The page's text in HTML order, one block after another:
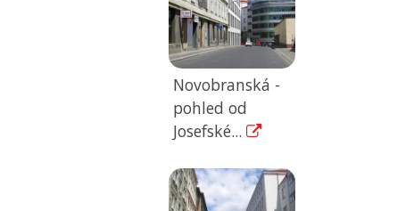
Novobranská -
pohled od
Josefské...